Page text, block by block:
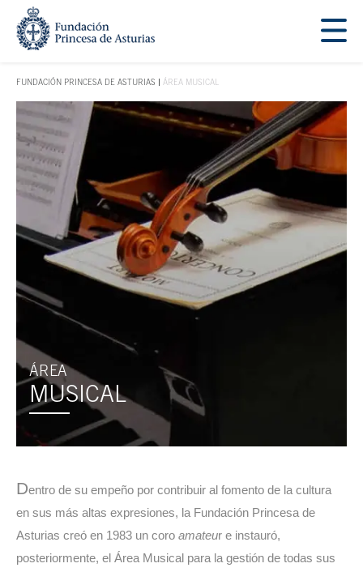
Saltar navegación. Ir directamente al contenido principal
FUNDACIÓN PRINCESA DE ASTURIAS
TECLA DE ACCESO 1
ÁREA MUSICAL
Contenido principal
ÁREA
MUSICAL
Dentro de su empeño por contribuir al fomento de la cultura
en sus más altas expresiones, la Fundación Princesa de
Asturias creó en 1983 un coro amateur e instauró,
posteriormente, el Área Musical para la gestión de todas sus